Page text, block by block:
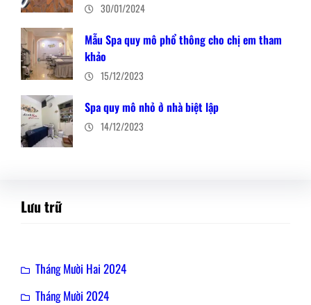
30/01/2024
Mẫu Spa quy mô phổ thông cho chị em tham
khảo
15/12/2023
Spa quy mô nhỏ ở nhà biệt lập
14/12/2023
Lưu trữ
Tháng Mười Hai 2024
Tháng Mười 2024